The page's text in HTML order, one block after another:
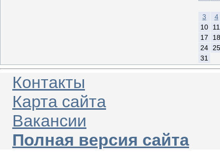
3
4
10
11
17
18
24
25
31
Контакты
Карта сайта
Вакансии
Полная версия сайта